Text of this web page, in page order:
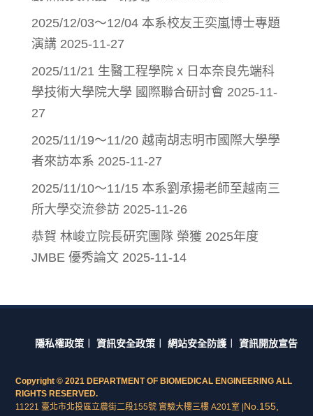
2025/12/03～12/04 本系校友王奕嵐博士專題
演講 2025-11-27
2025/11/21 生醫工程學院 x 日本奈良先端科
學技術大學院大學 國際聯合研討會 2025-11-
27
2025/11/19～11/20 越南胡志明市國際大學學
者來訪本系 2025-11-27
2025/11/10～11/15 本系劉承揚老師至越南三
所大學交流參訪 2025-11-26
恭賀 林峻立院長研究團隊 榮獲 2025年度
JMBE 優秀論文 2025-11-14
隱私權政策︱ 資訊安全政策︱ 網站安全防護︱ 資訊開放宣告
Copyright © 2021 DEPARTMENT OF BIOMEDICAL ENGINEERING ALL
RIGHTS RESERVED.
11221 臺北市北投區立農街二段155號 實驗大樓三樓 A201室 | No.155,